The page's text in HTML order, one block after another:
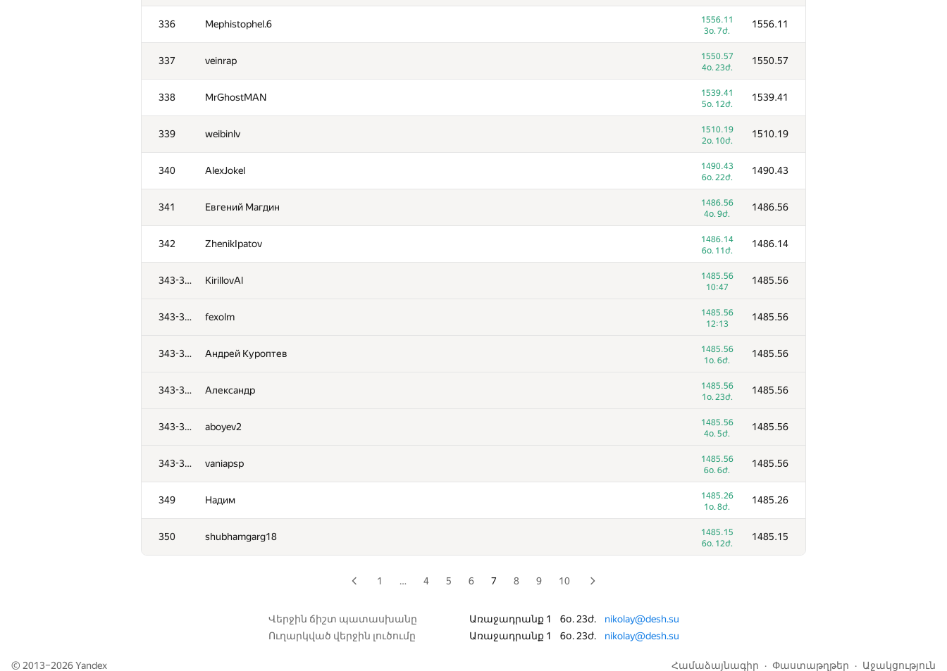
336 Mephistophel.6
1556.11
3օ. 7ժ.
1556.11
337 veinrap
1550.57
4օ. 23ժ.
1550.57
338 MrGhostMAN
1539.41
5օ. 12ժ.
1539.41
339 weibinlv
1510.19
2օ. 10ժ.
1510.19
340 AlexJokel
1490.43
6օ. 22ժ.
1490.43
341 Евгений Магдин
1486.56
4օ. 9ժ.
1486.56
342 ZhenikIpatov
1486.14
6օ. 11ժ.
1486.14
343-348 KirillovAl
1485.56
10:47
1485.56
343-348 fexolm
1485.56
12:13
1485.56
343-348 Андрей Куроптев
1485.56
1օ. 6ժ.
1485.56
343-348 Александр
1485.56
1օ. 23ժ.
1485.56
343-348 aboyev2
1485.56
4օ. 5ժ.
1485.56
343-348 vaniapsp
1485.56
6օ. 6ժ.
1485.56
349 Надим
1485.26
1օ. 8ժ.
1485.26
350 shubhamgarg18
1485.15
6օ. 12ժ.
1485.15
301 Apr1994
3080.52
6օ. 12ժ.
3080.52
302 Вячеслав Дубинин
3050.90
6օ. 7ժ.
3050.9
303 lebedeff.s.a
3032.27
6օ. 22ժ.
3032.27
304 MaXL
3014.54
3օ. 1ժ.
3014.54
305 ybelik2015
2993.53
3օ. 6ժ.
2993.53
306 comp.disk2013
2956.06
6օ. 2ժ.
2956.06
307 Sergey Kreys
2867.43
2օ. 10ժ.
2867.43
308 slavik.tzykin
2850.46
1օ.
2850.46
309 kurabtsky
2832.23
6օ. 15ժ.
2832.23
310 anatolijs.gorbunovs
2825.65
2օ. 4ժ.
2825.65
morojenoe
2813.51
2օ. 2ժ.
2813.51
IgorEliseev21
2813.51
3օ. 2ժ.
2813.51
313 ypisarchik
2746.42
6օ. 23ժ.
2746.42
314 kivald
2727.08
5օ. 6ժ.
2727.08
315 magical3000
2656.00
3օ. 11ժ.
2656
1 … 4 5 6 7 8 9 10
Վերջին ճիշտ պատասխանը Առաջադրանք 1 6օ. 23ժ.
nikolay@desh.su
Ուղարկված վերջին լուծումը
Առաջադրանք 1 6օ. 23ժ. nikolay@desh.su
© 2013–2026Yandex Համաձայնագիր Փաստաթղթեր Աջակցություն